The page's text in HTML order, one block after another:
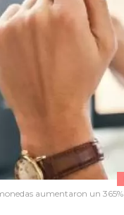
aumentaron un 365%